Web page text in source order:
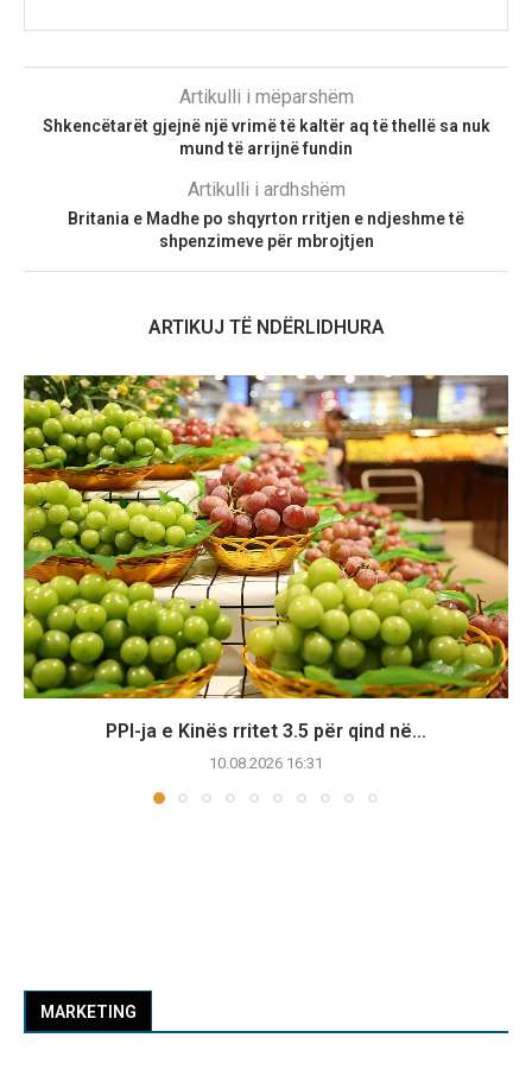
Artikulli i mëparshëm
Shkencëtarët gjejnë një vrimë të kaltër aq të thellë sa nuk
mund të arrijnë fundin
Artikulli i ardhshëm
Britania e Madhe po shqyrton rritjen e ndjeshme të
shpenzimeve për mbrojtjen
ARTIKUJ TË NDËRLIDHURA
PPI-ja e Kinës rritet 3.5 për qind në...
10.08.2026 16:31
MARKETING